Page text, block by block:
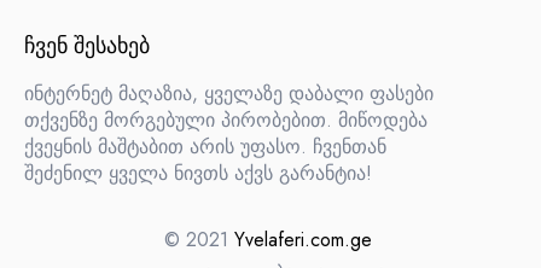
ᲩᲕᲔᲜ ᲨᲔᲡᲐᲮᲔᲑ
ინტერნეტ მაღაზია, ყველაზე დაბალი ფასები
თქვენზე მორგებული პირობებით. მიწოდება
ქვეყნის მაშტაბით არის უფასო. ჩვენთან
შეძენილ ყველა ნივთს აქვს გარანტია!
© 2021 Yvelaferi.com.ge